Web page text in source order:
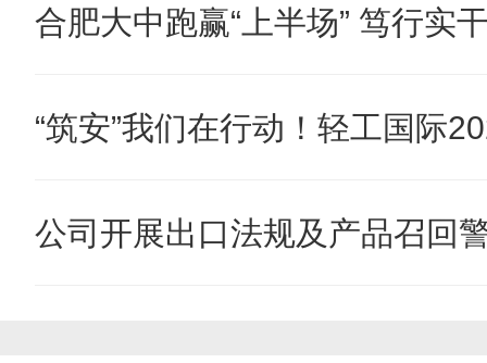
合肥大中跑赢“上半场” 笃行实
“筑安”我们在行动！轻工国际
公司开展出口法规及产品召回